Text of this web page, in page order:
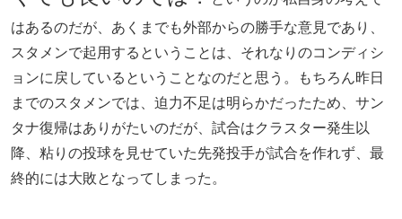
はあるのだが、あくまでも外部からの勝手な意見であり、
スタメンで起用するということは、それなりのコンディシ
ョンに戻しているということなのだと思う。もちろん昨日
までのスタメンでは、迫力不足は明らかだったため、サン
タナ復帰はありがたいのだが、試合はクラスター発生以
降、粘りの投球を見せていた先発投手が試合を作れず、最
終的には大敗となってしまった。